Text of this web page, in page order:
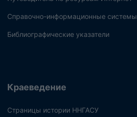
Справочно-информационные системы
Библиографические указатели
Краеведение
Страницы истории ННГАСУ